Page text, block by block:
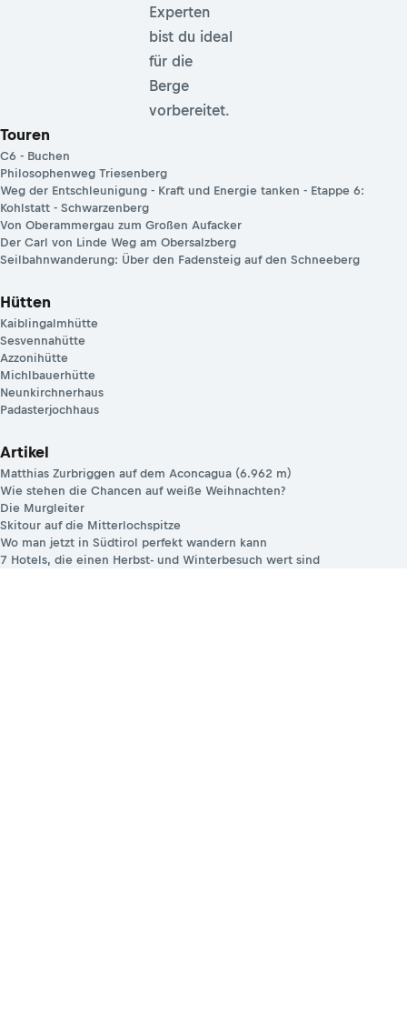
Experten
bist du ideal
für die
Berge
vorbereitet.
Touren
C6 - Buchen
Philosophenweg Triesenberg
Weg der Entschleunigung - Kraft und Energie tanken - Etappe 6:
Kohlstatt - Schwarzenberg
Von Oberammergau zum Großen Aufacker
Der Carl von Linde Weg am Obersalzberg
Seilbahnwanderung: Über den Fadensteig auf den Schneeberg
Hütten
Kaiblingalmhütte
Sesvennahütte
Azzonihütte
Michlbauerhütte
Neunkirchnerhaus
Padasterjochhaus
Artikel
Matthias Zurbriggen auf dem Aconcagua (6.962 m)
Wie stehen die Chancen auf weiße Weihnachten?
Die Murgleiter
Skitour auf die Mitterlochspitze
Wo man jetzt in Südtirol perfekt wandern kann
7 Hotels, die einen Herbst- und Winterbesuch wert sind